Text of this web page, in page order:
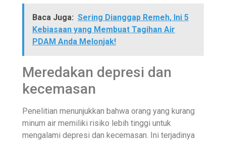
Baca Juga: Sering Dianggap Remeh, Ini 5
Kebiasaan yang Membuat Tagihan Air
PDAM Anda Melonjak!
Meredakan depresi dan
kecemasan
Penelitian menunjukkan bahwa orang yang kurang
minum air memiliki risiko lebih tinggi untuk
mengalami depresi dan kecemasan. Ini terjadinya